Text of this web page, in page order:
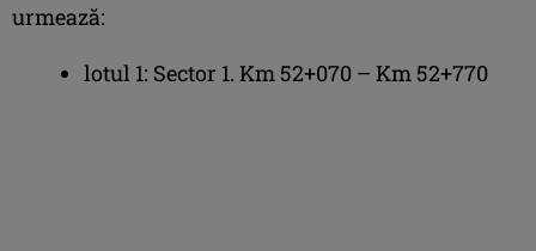
urmează:
lotul 1: Sector 1. Km 52+070 – Km 52+770